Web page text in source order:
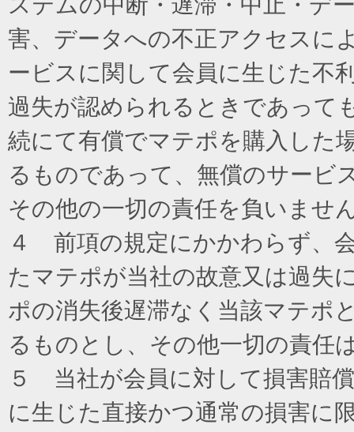
害、データへの不正アクセスに
ービスに関して会員に生じた不
過失が認められるときであって
続にて有償でマテポを購入した
るものであって、無償のサービ
その他の一切の責任を負いませ
４ 前項の規定にかかわらず、
たマテポが当社の故意又は過失
ポの消失後遅滞なく当該マテポ
るものとし、その他一切の責任
５ 当社が会員に対して損害賠
に生じた直接かつ通常の損害に